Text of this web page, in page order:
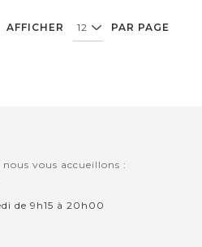
AFFICHER PAR PAGE
vous accueillons :
de 9h15 à 20h00